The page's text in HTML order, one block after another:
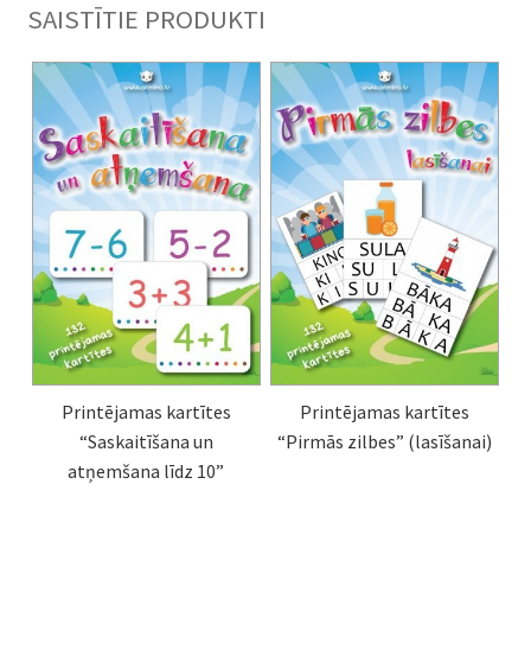
SAISTĪTIE PRODUKTI
Printējamas kartītes
“Saskaitīšana un
atņemšana līdz 10”
Printējamas kartītes
“Pirmās zilbes” (lasīšanai)